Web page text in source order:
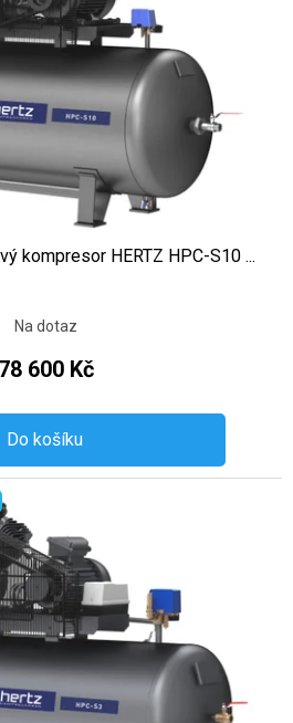
kompresor HERTZ HPC-S10 ...
Na dotaz
78 600 Kč
Do košíku